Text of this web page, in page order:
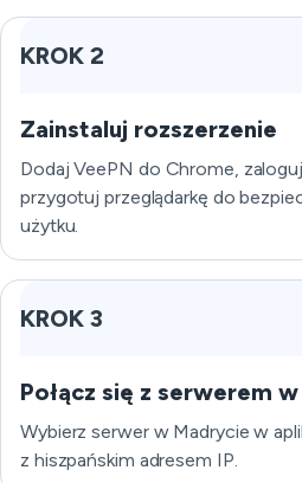
KROK 2
Zainstaluj rozszerzenie
Dodaj VeePN do Chrome,
przygotuj przeglądarkę do
użytku.
KROK 3
Połącz się z serwerem
Wybierz serwer w Madrycie w
z hiszpańskim adresem IP.